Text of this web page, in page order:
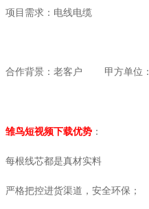
项目需求： 电线电缆
合作背景：老客户 甲方单位：
雏鸟短视频下载优势 ：
每根线芯都是真材实料
严格把控进货渠道，安全环保；